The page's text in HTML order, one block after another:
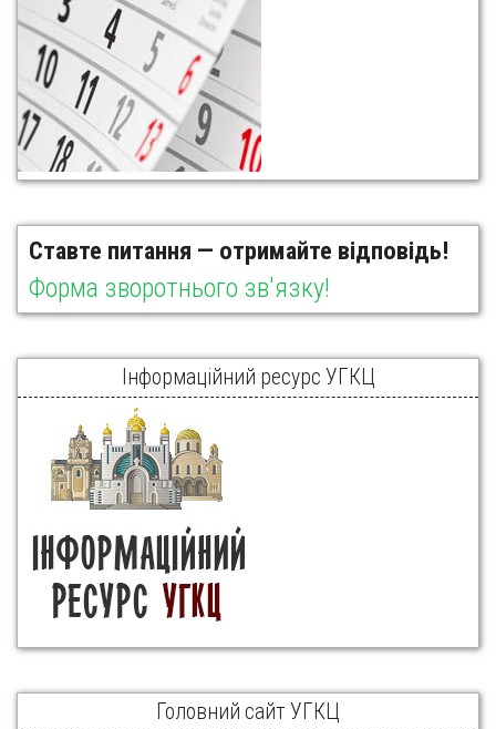
Ставте питання — отримайте відповідь!
Форма зворотнього зв'язку!
Інформаційний ресурс УГКЦ
Головний сайт УГКЦ